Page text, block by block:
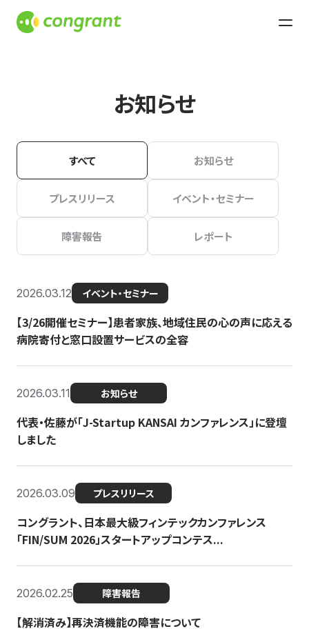
お知らせ
すべて お知らせ
プレスリリース イベント・セミナー
障害報告 レポート
2026.03.12 イベント・セミナー
【3/26開催セミナー】患者家族、地域住民の心の声に応える
病院寄付と窓口設置サービスの全容
2026.03.11 お知らせ
代表・佐藤が「J-Startup KANSAI カンファレンス」に登壇
しました
2026.03.09 プレスリリース
コングラント、日本最大級フィンテックカンファレンス
「FIN/SUM 2026」スタートアップコンテス...
2026.02.25 障害報告
【解消済み】再決済機能の障害について